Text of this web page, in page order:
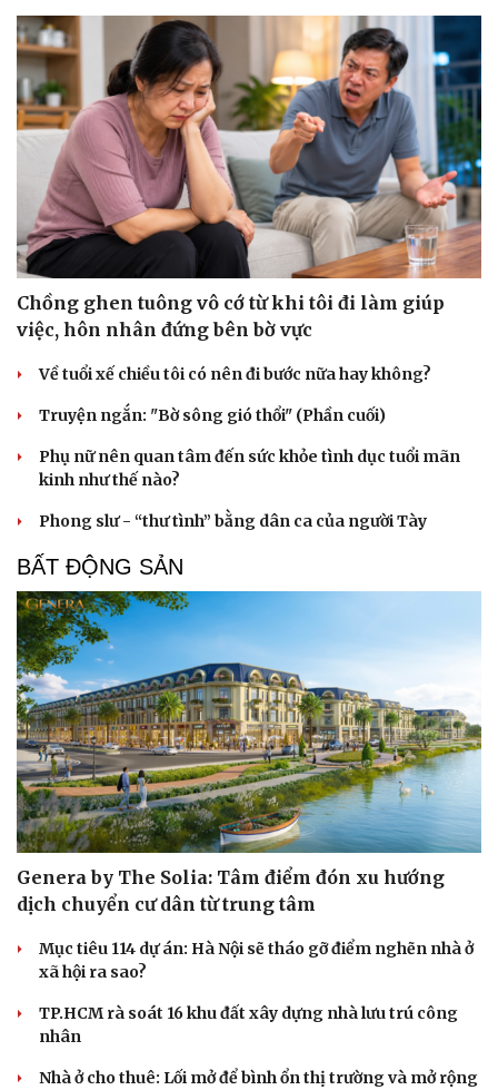
Cải chính
Chồng ghen tuông vô cớ từ khi tôi đi làm giúp
việc, hôn nhân đứng bên bờ vực
Về tuổi xế chiều tôi có nên đi bước nữa hay không?
Truyện ngắn: "Bờ sông gió thổi" (Phần cuối)
Phụ nữ nên quan tâm đến sức khỏe tình dục tuổi mãn
kinh như thế nào?
Phong slư - “thư tình” bằng dân ca của người Tày
BẤT ĐỘNG SẢN
Genera by The Solia: Tâm điểm đón xu hướng
dịch chuyển cư dân từ trung tâm
Mục tiêu 114 dự án: Hà Nội sẽ tháo gỡ điểm nghẽn nhà ở
xã hội ra sao?
TP.HCM rà soát 16 khu đất xây dựng nhà lưu trú công
nhân
Nhà ở cho thuê: Lối mở để bình ổn thị trường và mở rộng